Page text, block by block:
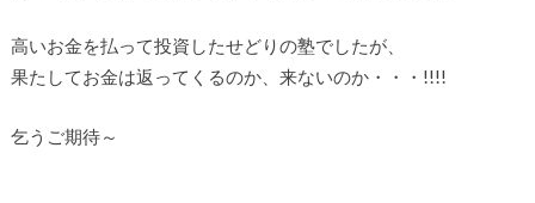
高いお金を払って投資したせどりの塾でしたが、
果たしてお金は返ってくるのか、来ないのか・・・!!!!
乞うご期待～